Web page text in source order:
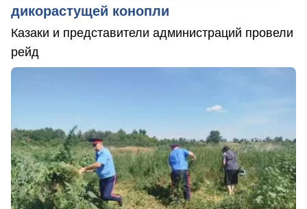
дикорастущей конопли
Казаки и представители администраций провели
рейд